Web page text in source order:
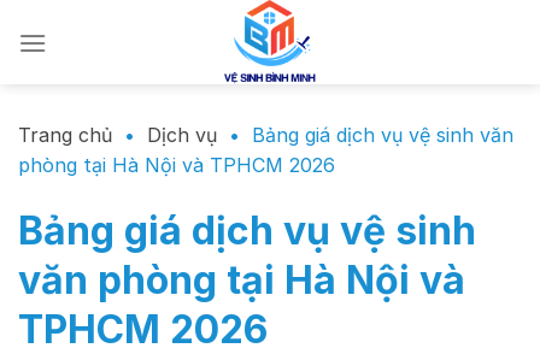
đến
Trang chủ • Dịch vụ •
Bảng giá dịch vụ vệ sinh văn
phòng tại Hà Nội và TPHCM 2026
Bảng giá dịch vụ vệ sinh
văn phòng tại Hà Nội và
TPHCM 2026